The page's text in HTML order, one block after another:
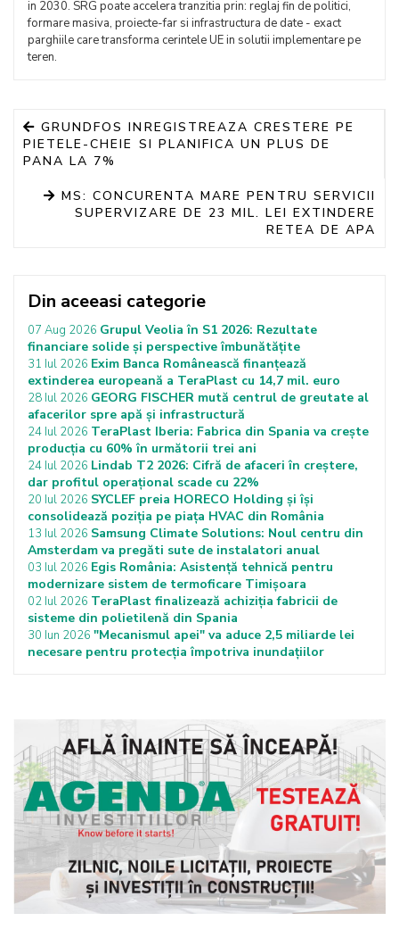
in 2030. SRG poate accelera tranzitia prin: reglaj fin de politici,
formare masiva, proiecte-far si infrastructura de date - exact
parghiile care transforma cerintele UE in solutii implementare pe
teren.
GRUNDFOS INREGISTREAZA CRESTERE PE
PIETELE-CHEIE SI PLANIFICA UN PLUS DE
PANA LA 7%
MS: CONCURENTA MARE PENTRU SERVICII
SUPERVIZARE DE 23 MIL. LEI EXTINDERE
RETEA DE APA
Din aceeasi categorie
07 Aug 2026 Grupul Veolia în S1 2026: Rezultate
financiare solide și perspective îmbunătățite
31 Iul 2026 Exim Banca Românească finanțează
extinderea europeană a TeraPlast cu 14,7 mil. euro
28 Iul 2026 GEORG FISCHER mută centrul de greutate al
afacerilor spre apă și infrastructură
24 Iul 2026 TeraPlast Iberia: Fabrica din Spania va crește
producția cu 60% în următorii trei ani
24 Iul 2026 Lindab T2 2026: Cifră de afaceri în creștere,
dar profitul operațional scade cu 22%
20 Iul 2026 SYCLEF preia HORECO Holding și își
consolidează poziția pe piața HVAC din România
13 Iul 2026 Samsung Climate Solutions: Noul centru din
Amsterdam va pregăti sute de instalatori anual
03 Iul 2026 Egis România: Asistență tehnică pentru
modernizare sistem de termoficare Timișoara
02 Iul 2026 TeraPlast finalizează achiziția fabricii de
sisteme din polietilenă din Spania
30 Iun 2026 "Mecanismul apei" va aduce 2,5 miliarde lei
necesare pentru protecţia împotriva inundaţiilor